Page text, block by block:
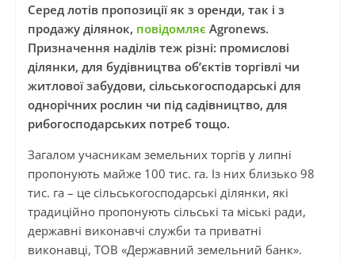
Серед лотів пропозиції як з оренди, так і з
продажу ділянок, повідомляє Agronews.
Призначення наділів теж різні: промислові
ділянки, для будівництва об’єктів торгівлі чи
житлової забудови, сільськогосподарські для
однорічних рослин чи під садівництво, для
рибогосподарських потреб тощо.
Загалом учасникам земельних торгів у липні
пропонують майже 100 тис. га. Із них близько 98
тис. га – це сільськогосподарські ділянки, які
традиційно пропонують сільські та міські ради,
державні виконавчі служби та приватні
виконавці, ТОВ «Державний земельний банк».